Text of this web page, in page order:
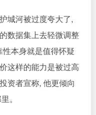
城河被过度夸大了,
数据集上去轻微调整
本身就是值得怀疑
这样的能力是被过高
资者宣称, 他更倾向
。